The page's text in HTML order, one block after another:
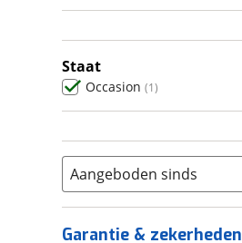
Staat
Occasion (1)
Aangeboden sinds
Garantie & zekerheden